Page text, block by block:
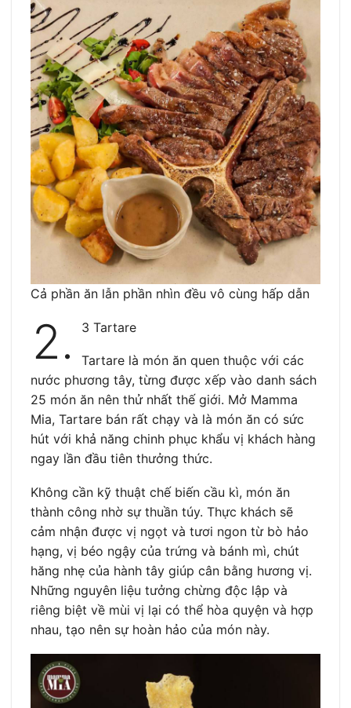
Cả phần ăn lẫn phần nhìn đều vô cùng hấp dẫn
2. 3 Tartare
Tartare là món ăn quen thuộc với các
nước phương tây, từng được xếp vào danh sách
25 món ăn nên thử nhất thế giới. Mở Mamma
Mia, Tartare bán rất chạy và là món ăn có sức
hút với khả năng chinh phục khẩu vị khách hàng
ngay lần đầu tiên thưởng thức.
Không cần kỹ thuật chế biến cầu kì, món ăn
thành công nhờ sự thuần túy. Thực khách sẽ
cảm nhận được vị ngọt và tươi ngon từ bò hảo
hạng, vị béo ngậy của trứng và bánh mì, chút
hăng nhẹ của hành tây giúp cân bằng hương vị.
Những nguyên liệu tưởng chừng độc lập và
riêng biệt về mùi vị lại có thể hòa quyện và hợp
nhau, tạo nên sự hoàn hảo của món này.